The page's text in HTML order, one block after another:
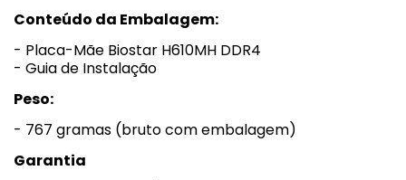
Conteúdo da Embalagem:
- Placa-Mãe Biostar H610MH DDR4
- Guia de Instalação
Peso:
- 767 gramas (bruto com embalagem)
Garantia